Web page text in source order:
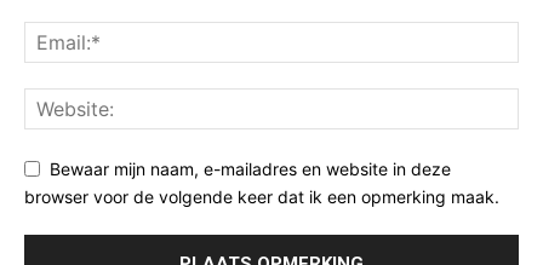
Bewaar mijn naam, e-mailadres en website in deze
browser voor de volgende keer dat ik een opmerking maak.